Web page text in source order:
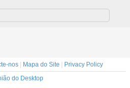
cosmético
nos | Mapa do Site | Privacy Policy
do Desktop